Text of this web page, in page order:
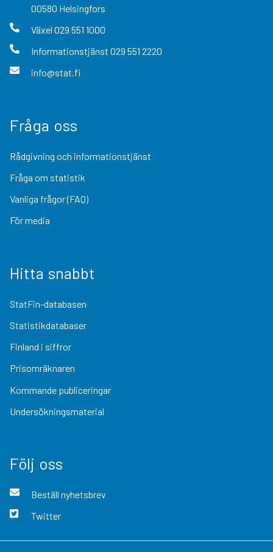
00580 Helsingfors
Växel 029 551 1000
Informationstjänst 029 551 2220
info@stat.fi
Fråga oss
Rådgivning och informationstjänst
Fråga om statistik
Vanliga frågor (FAQ)
För media
Hitta snabbt
StatFin-databasen
Statistikdatabaser
Finland i siffror
Prisomräknaren
Kommande publiceringar
Undersökningsmaterial
Följ oss
Beställ nyhetsbrev
Twitter